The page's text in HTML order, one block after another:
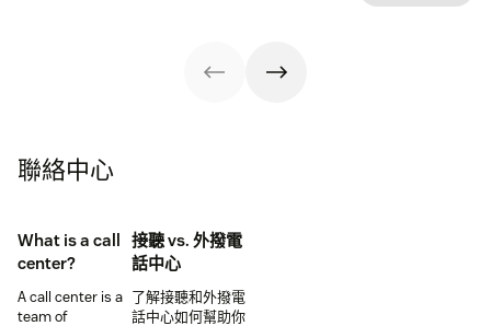
聯絡中心
What is a call
center?
A call center is a
team of
接聽 vs. 外撥電
話中心
了解接聽和外撥電
話中心如何幫助你